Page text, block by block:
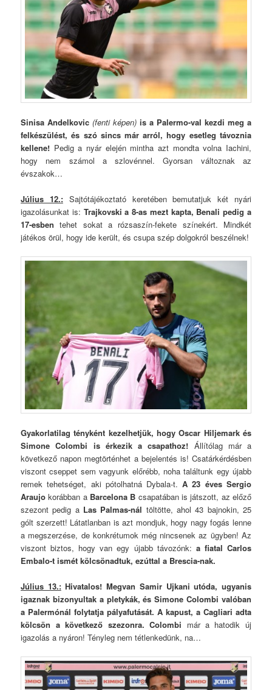
Sinisa Andelkovic(fenti képen) is a Palermo-val kezdi meg a
felkészülést, és szó sincs már arról, hogy esetleg távoznia
kellene! Pedig a nyár elején mintha azt mondta volna Iachini,
hogy nem számol a szlovénnel. Gyorsan változnak az
évszakok…
Július 12.:Sajtótájékoztató keretében bemutatjuk két nyári
igazolásunkat is: Trajkovski a 8-as mezt kapta, Benali pedig a
17-esben tehet sokat a rózsaszín-fekete színekért. Mindkét
játékos örül, hogy ide került, és csupa szép dolgokról beszélnek!
Gyakorlatilag tényként kezelhetjük, hogy Oscar Hiljemark és
Simone Colombi is érkezik a csapathoz! Állítólag már a
következő napon megtörténhet a bejelentés is! Csatárkérdésben
viszont cseppet sem vagyunk előrébb, noha találtunk egy újabb
remek tehetséget, aki pótolhatná Dybala-t.A 23 éves Sergio
Araujo korábban a Barcelona B csapatában is játszott, az előző
szezont pedig a Las Palmas-nál töltötte, ahol 43 bajnokin, 25
gólt szerzett! Látatlanban is azt mondjuk, hogy nagy fogás lenne
a megszerzése, de konkrétumok még nincsenek az ügyben! Az
viszont biztos, hogy van egy újabb távozónk: a fiatal Carlos
Embalo-t ismét kölcsönadtuk, ezúttal a Brescia-nak.
Július 13.:Hivatalos! Megvan Samir Ujkani utóda, ugyanis
igaznak bizonyultak a pletykák, és Simone Colombi valóban
a Palermónál folytatja pályafutását. A kapust, a Cagliari adta
kölcsön a következő szezonra. Colombi már a hatodik új
igazolás a nyáron! Tényleg nem tétlenkedünk, na…